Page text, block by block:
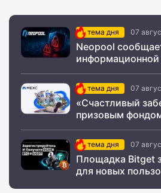
тема дня 07
Neopool
информационной
тема дня 07
«Счастливый
призовым
тема дня 07
Площадка Bitget
для новых